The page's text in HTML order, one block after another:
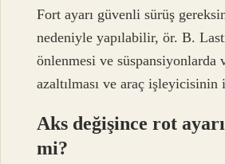
Fort ayarı güvenli sürüş
nedeniyle yapılabilir, ör. B.
önlenmesi ve süspansiyonlarda
azaltılması ve araç işleyicisinin
Aks değişince rot
mi?